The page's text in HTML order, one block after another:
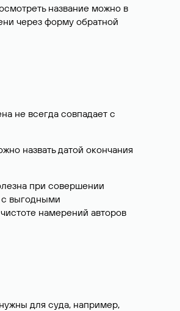
название можно в
через форму обратной
не всегда совпадает с
назвать датой окончания
при совершении
выгодными
намерений авторов
для суда, например,